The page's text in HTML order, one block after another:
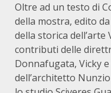
Oltre ad un testo di
della mostra, edito
della storica
contributi delle
Donnafugata, Vicky
dell’architetto